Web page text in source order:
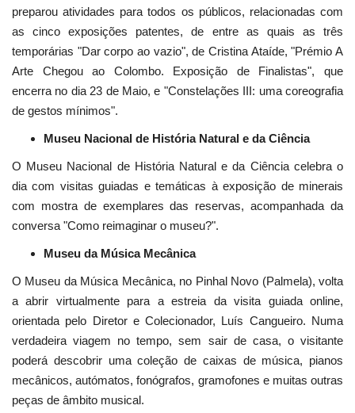
preparou atividades para todos os públicos, relacionadas com
as cinco exposições patentes, de entre as quais as três
temporárias "Dar corpo ao vazio", de Cristina Ataíde, "Prémio A
Arte Chegou ao Colombo. Exposição de Finalistas", que
encerra no dia 23 de Maio, e "Constelações III: uma coreografia
de gestos mínimos".
Museu Nacional de História Natural e da Ciência
O Museu Nacional de História Natural e da Ciência celebra o
dia com visitas guiadas e temáticas à exposição de minerais
com mostra de exemplares das reservas, acompanhada da
conversa "Como reimaginar o museu?".
Museu da Música Mecânica
O Museu da Música Mecânica, no Pinhal Novo (Palmela), volta
a abrir virtualmente para a estreia da visita guiada online,
orientada pelo Diretor e Colecionador, Luís Cangueiro. Numa
verdadeira viagem no tempo, sem sair de casa, o visitante
poderá descobrir uma coleção de caixas de música, pianos
mecânicos, autómatos, fonógrafos, gramofones e muitas outras
peças de âmbito musical.